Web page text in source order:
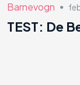
Barnevogn ●
TEST: De